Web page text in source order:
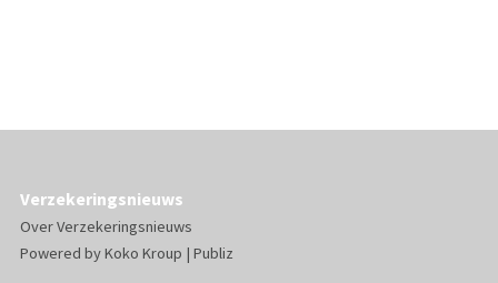
Verzekeringsnieuws
Over Verzekeringsnieuws
Powered byKoko Kroup | Publiz